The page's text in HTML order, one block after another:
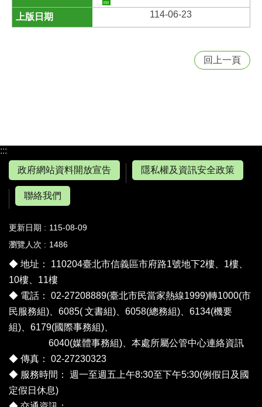
114-06-23
回上一頁
:::
政府網站資料開放宣告
隱私權及資訊安全政策
聯絡我們
更新日期
115-08-09
瀏覽人次
1486
◆ 地址： 110204臺北市信義區市府路1號地下2樓、1樓、
10樓、11樓
◆ 電話： 02-27208889(臺北市民當家熱線1999)轉1000(市
民服務組)、6085( 文書組)、6058(總務組)、6134(機要
組)、6179(國際事務組)、
6040(媒體事務組)、 本處所屬公管中心連絡資訊
◆ 傳真： 02-27230323
◆ 服務時間： 週一至週五上午8:30至下午5:30(例假日及國
定假日休息)